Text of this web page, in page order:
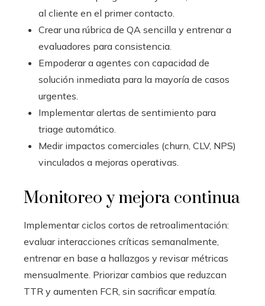
al cliente en el primer contacto.
Crear una rúbrica de QA sencilla y entrenar a
evaluadores para consistencia.
Empoderar a agentes con capacidad de
solución inmediata para la mayoría de casos
urgentes.
Implementar alertas de sentimiento para
triage automático.
Medir impactos comerciales (churn, CLV, NPS)
vinculados a mejoras operativas.
Monitoreo y mejora continua
Implementar ciclos cortos de retroalimentación:
evaluar interacciones críticas semanalmente,
entrenar en base a hallazgos y revisar métricas
mensualmente. Priorizar cambios que reduzcan
TTR y aumenten FCR, sin sacrificar empatía.